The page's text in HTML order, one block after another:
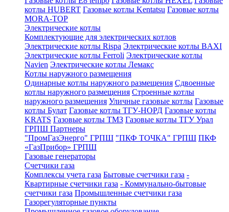
котлы HUBERT Газовые котлы Kentatsu Газовые котлы
MORA-TOP
Электрические котлы
Комплектующие для электрических котлов
Электрические котлы Rispa Электрические котлы BAXI
Электрические котлы Ferroli Электрические котлы
Navien Электрические котлы Лемакс
Котлы наружного размещения
Одинарные котлы наружного размещения Сдвоенные
котлы наружного размещения Строенные котлы
наружного размещения Уличные газовые котлы Газовые
котлы Булат Газовые котлы ТГУ-НОРД Газовые котлы
KRATS Газовые котлы ТМЗ Газовые котлы ТГУ Урал
ГРПШ Партнеры
"ПромГазЭнерго" ГРПШ "ПКФ ТОЧКА" ГРПШ ПКФ
«ГазПрибор» ГРПШ
Газовые генераторы
Счетчики газа
Комплексы учета газа Бытовые счетчики газа -
Квартирные счетчики газа - Коммунально-бытовые
счетчики газа Промышленные счетчики газа
Газорегуляторные пункты